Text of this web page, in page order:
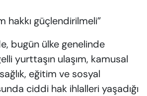
hakkı güçlendirilmeli”
bugün ülke genelinde
yurttaşın ulaşım, kamusal
eğitim ve sosyal
ciddi hak ihlalleri yaşadığı